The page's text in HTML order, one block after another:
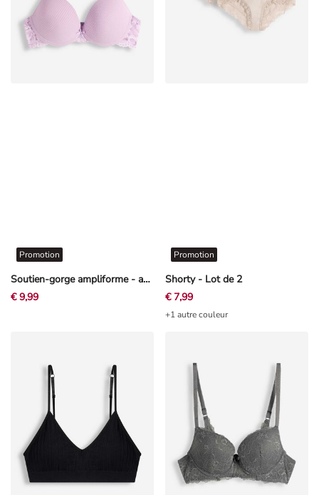
Soutien-gorge ampliforme - avec étrier - mauve clair
Promotion
€ 9,99
Shorty - Lot de 2
Promotion
€ 7,99
+1 autre couleur